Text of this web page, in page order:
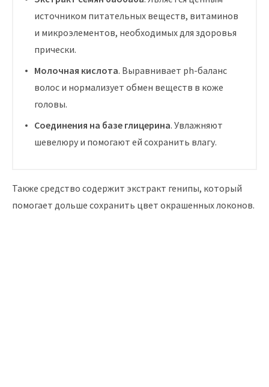
источником питательных веществ, витаминов
и микроэлементов, необходимых для здоровья
прически.
Молочная кислота. Выравнивает ph-баланс
волос и нормализует обмен веществ в коже
головы.
Соединения на базе глицерина. Увлажняют
шевелюру и помогают ей сохранить влагу.
Также средство содержит экстракт генипы, который
помогает дольше сохранить цвет окрашенных локонов.